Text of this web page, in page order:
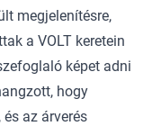
megjelenítésre,
a VOLT keretein
képet adni
hogy
az árverés